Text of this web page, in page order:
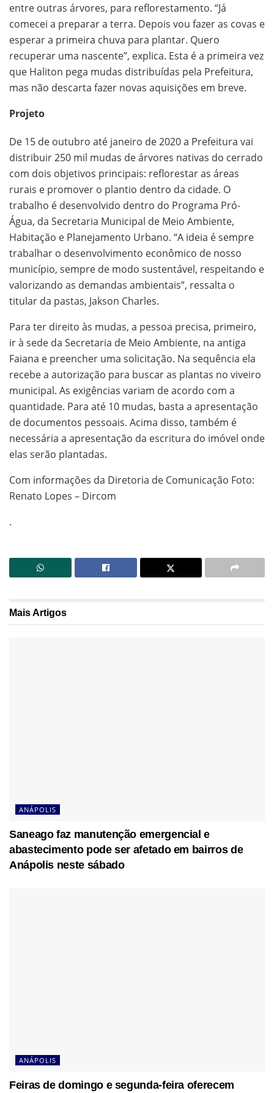
entre outras árvores, para reflorestamento. “Já
comecei a preparar a terra. Depois vou fazer as covas e
esperar a primeira chuva para plantar. Quero
recuperar uma nascente”, explica. Esta é a primeira vez
que Haliton pega mudas distribuídas pela Prefeitura,
mas não descarta fazer novas aquisições em breve.
Projeto
De 15 de outubro até janeiro de 2020 a Prefeitura vai
distribuir 250 mil mudas de árvores nativas do cerrado
com dois objetivos principais: reflorestar as áreas
rurais e promover o plantio dentro da cidade. O
trabalho é desenvolvido dentro do Programa Pró-
Água, da Secretaria Municipal de Meio Ambiente,
Habitação e Planejamento Urbano. “A ideia é sempre
trabalhar o desenvolvimento econômico de nosso
município, sempre de modo sustentável, respeitando e
valorizando as demandas ambientais”, ressalta o
titular da pastas, Jakson Charles.
Para ter direito às mudas, a pessoa precisa, primeiro,
ir à sede da Secretaria de Meio Ambiente, na antiga
Faiana e preencher uma solicitação. Na sequência ela
recebe a autorização para buscar as plantas no viveiro
municipal. As exigências variam de acordo com a
quantidade. Para até 10 mudas, basta a apresentação
de documentos pessoais. Acima disso, também é
necessária a apresentação da escritura do imóvel onde
elas serão plantadas.
Com informações da Diretoria de Comunicação Foto:
Renato Lopes – Dircom
.
MaisArtigos
ANÁPOLIS
Saneago faz manutenção emergencial e
abastecimento pode ser afetado em bairros de
Anápolis neste sábado
ANÁPOLIS
Feiras de domingo e segunda-feira oferecem